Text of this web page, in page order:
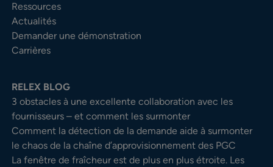
Ressources
Actualités
Demander une démonstration
Carrières
RELEX BLOG
3 obstacles à une excellente collaboration avec les
fournisseurs – et comment les surmonter
Comment la détection de la demande aide à surmonter
le chaos de la chaîne d’approvisionnement des PGC
La fenêtre de fraîcheur est de plus en plus étroite. Les